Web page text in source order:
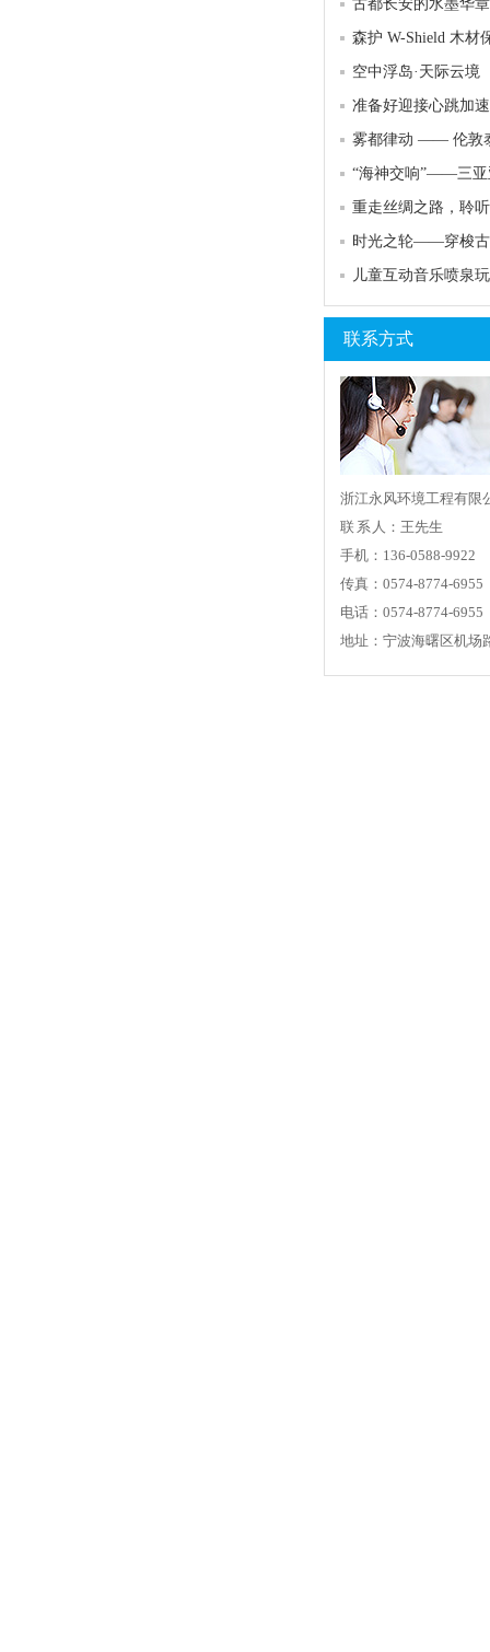
古都长安的水墨华章
空中浮岛·天际云境
重走丝绸之路，聆
儿童互动音乐喷泉
联系方式
浙江永风环境工程有限
联 系 人：王先生
手机：136-0588-9922
传真：0574-8774-6955
电话：0574-8774-6955
地址：宁波海曙区机场